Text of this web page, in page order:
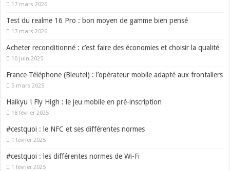
17 mars 2026
Test du realme 16 Pro : bon moyen de gamme bien pensé
17 mars 2026
Acheter reconditionné : c’est faire des économies et choisir la qualité
10 juin 2025
France-Téléphone (Bleutel) : l’opérateur mobile adapté aux frontaliers
5 mars 2025
Haikyu ! Fly High : le jeu mobile en pré-inscription
18 février 2025
#cestquoi : le NFC et ses différentes normes
1 février 2025
#cestquoi : les différentes normes de Wi-Fi
1 février 2025